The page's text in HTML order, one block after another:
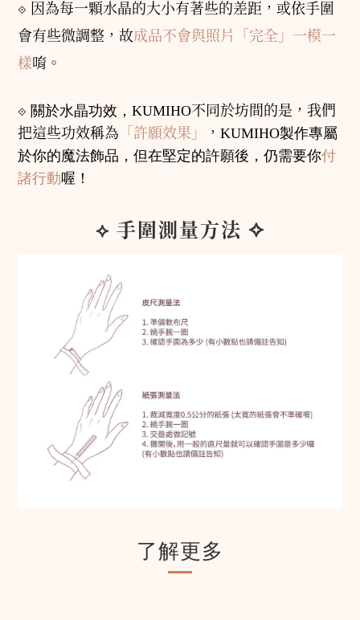
⟐ 因為每一顆水晶的大小有著些的差距，或依手圍
會有些微調整，故成品不會與照片「完全」一模一
樣唷。
⟐ 關於水晶功效， KUMIHO不同於坊間的是，我們
把這些功效稱為 「許願效果」 ， KUMIHO製作專屬
於你的魔法飾品，但在堅定的許願後，仍需要你付
諸行動喔！
⟡ 手圍測量方法 ✧
了解更多